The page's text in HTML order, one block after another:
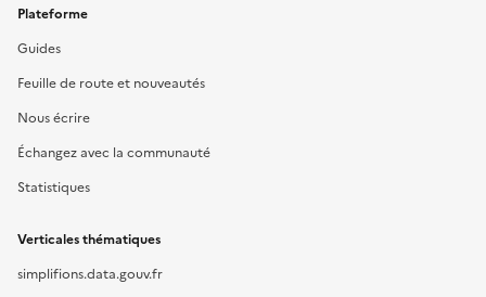
Plateforme
Guides
Feuille de route et nouveautés
Nous écrire
Échangez avec la communauté
Statistiques
Verticales thématiques
simplifions.data.gouv.fr